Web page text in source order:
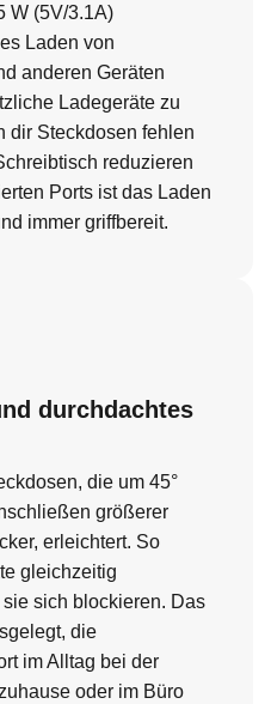
W (5V/3.1A)
Laden von
anderen Geräten
Ladegeräte zu
dir Steckdosen fehlen
reduzieren
Ports ist das Laden
immer griffbereit.
durchdachtes
die um 45°
größerer
erleichtert. So
gleichzeitig
sich blockieren. Das
die
im Alltag bei der
oder im Büro